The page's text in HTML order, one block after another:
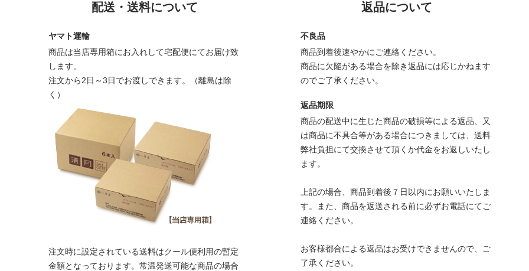
配送・送料について
ヤマト運輸
商品は当店専用箱にお入れして宅配便にてお届け致
します。
注文から2日～3日でお渡しできます。（離島は除
く）
注文時に設定されている送料はクール便利用の暫定
金額となっております。常温発送可能な商品の場合
返品について
不良品
商品到着後速やかにご連絡ください。
商品に欠陥がある場合を除き返品には応じかねます
のでご了承ください。
返品期限
商品の配送中に生じた商品の破損等による返品、又
は商品に不具合等がある場合につきましては、送料
弊社負担にて交換させて頂くか代金をお返しいたし
ます。
上記の場合、商品到着後７日以内にお願いいたしま
す。また、商品を返送される前に必ずお電話にてご
連絡ください。
お客様都合による返品はお受けできませんので、ご
了承ください。